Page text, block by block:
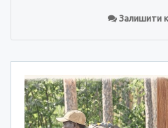
Залишити